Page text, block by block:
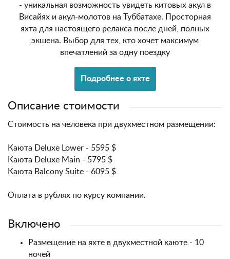
- уникальная возможность увидеть китовых акул в
Висайях и акул-молотов на Туббатахе. Просторная
яхта для настоящего релакса после дней, полных
экшена. Выбор для тех, кто хочет максимум
впечатлений за одну поездку
Подробнее о яхте
Описание стоимости
Стоимость на человека при двухместном размещении:
Каюта Deluxe Lower - 5595 $
Каюта Deluxe Main - 5795 $
Каюта Balcony Suite - 6095 $
Оплата в рублях по курсу компании.
Включено
Размещение на яхте в двухместной каюте - 10
ночей